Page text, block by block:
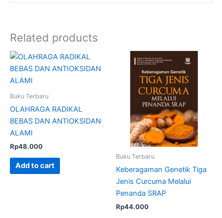
Related products
Buku Terbaru
OLAHRAGA RADIKAL
BEBAS DAN ANTIOKSIDAN
ALAMI
Rp48.000
Add to cart
Buku Terbaru
Keberagaman Genetik Tiga
Jenis Curcuma Melalui
Penanda SRAP
Rp44.000